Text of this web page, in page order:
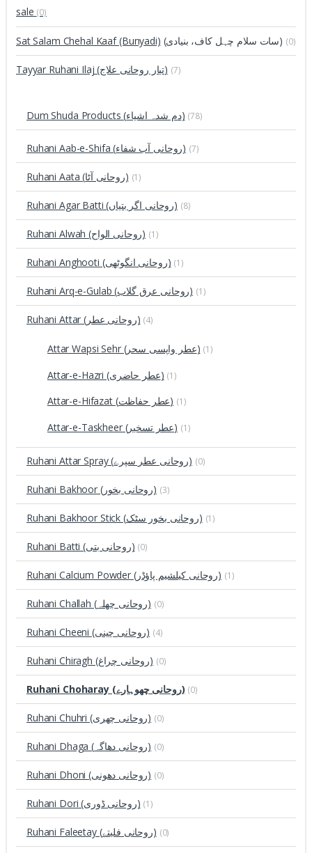
sale (0)
Sat Salam Chehal Kaaf (Bunyadi) (سات سلام چہل کاف، بنیادی) (0)
Tayyar Ruhani Ilaj (تیار روحانی علاج) (7)
Dum Shuda Products (دم شدہ اشیاء) (78)
Ruhani Aab-e-Shifa (روحانی آب شفاء) (7)
Ruhani Aata (روحانی آٹا) (1)
Ruhani Agar Batti (روحانی اگر بتیاں) (8)
Ruhani Alwah (روحانی الواح) (1)
Ruhani Anghooti (روحانی انگوٹھی) (1)
Ruhani Arq-e-Gulab (روحانی عرق گلاب) (1)
Ruhani Attar (روحانی عطر) (4)
Attar Wapsi Sehr (عطر واپسی سحر) (1)
Attar-e-Hazri (عطر حاضری) (1)
Attar-e-Hifazat (عطر حفاظت) (1)
Attar-e-Taskheer (عطر تسخیر) (1)
Ruhani Attar Spray (روحانی عطر سپرے) (0)
Ruhani Bakhoor (روحانی بخور) (3)
Ruhani Bakhoor Stick (روحانی بخور سٹک) (1)
Ruhani Batti (روحانی بتی) (0)
Ruhani Calcium Powder (روحانی کیلشیم پاؤڈر) (1)
Ruhani Challah (روحانی چھلہ) (0)
Ruhani Cheeni (روحانی چینی) (4)
Ruhani Chiragh (روحانی چراغ) (0)
Ruhani Choharay (روحانی چھوہارے) (0)
Ruhani Chuhri (روحانی چھری) (0)
Ruhani Dhaga (روحانی دھاگہ) (0)
Ruhani Dhoni (روحانی دھونی) (0)
Ruhani Dori (روحانی ڈوری) (1)
Ruhani Faleetay (روحانی فلیتے) (0)